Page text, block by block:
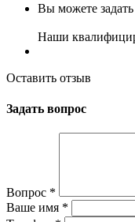
Вы можете
Наши
Оставить отзыв
Задать вопрос
Вопрос *
Ваше имя *